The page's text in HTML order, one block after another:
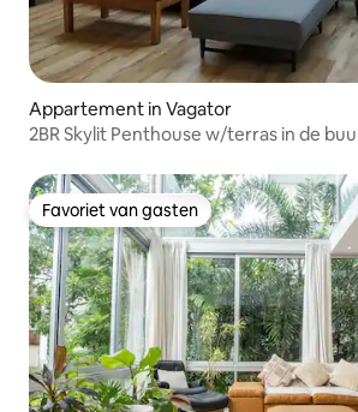
Appartement in Vagator
2BR Skylit Penthouse w/terras in de
Favoriet van gasten
Favoriet van gasten